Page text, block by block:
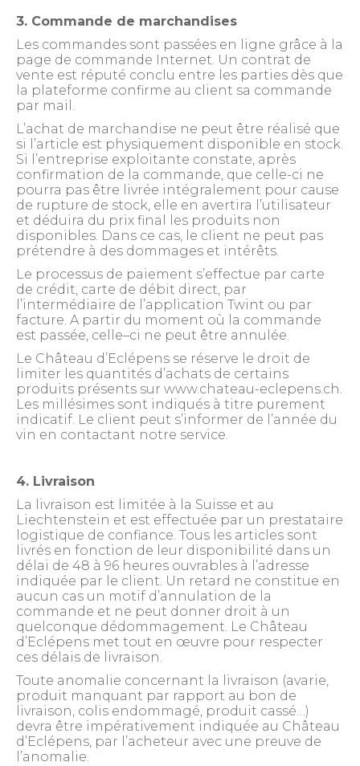
3. Commande de marchandises
Les commandes sont passées en ligne grâce à la
page de commande Internet. Un contrat de
vente est réputé conclu entre les parties dès que
la plateforme confirme au client sa commande
par mail.
L’achat de marchandise ne peut être réalisé que
si l’article est physiquement disponible en stock.
Si l’entreprise exploitante constate, après
confirmation de la commande, que celle-ci ne
pourra pas être livrée intégralement pour cause
de rupture de stock, elle en avertira l’utilisateur
et déduira du prix final les produits non
disponibles. Dans ce cas, le client ne peut pas
prétendre à des dommages et intérêts.
Le processus de paiement s’effectue par carte
de crédit, carte de débit direct, par
l’intermédiaire de l’application Twint ou par
facture. A partir du moment où la commande
est passée, celle–ci ne peut être annulée.
Le Château d’Eclépens se réserve le droit de
limiter les quantités d’achats de certains
produits présents sur www.chateau-eclepens.ch.
Les millésimes sont indiqués à titre purement
indicatif. Le client peut s’informer de l’année du
vin en contactant notre service.
4. Livraison
La livraison est limitée à la Suisse et au
Liechtenstein et est effectuée par un prestataire
logistique de confiance. Tous les articles sont
livrés en fonction de leur disponibilité dans un
délai de 48 à 96 heures ouvrables à l’adresse
indiquée par le client. Un retard ne constitue en
aucun cas un motif d’annulation de la
commande et ne peut donner droit à un
quelconque dédommagement. Le Château
d’Eclépens met tout en œuvre pour respecter
ces délais de livraison.
Toute anomalie concernant la livraison (avarie,
produit manquant par rapport au bon de
livraison, colis endommagé, produit cassé…)
devra être impérativement indiquée au Château
d’Eclépens, par l’acheteur avec une preuve de
l’anomalie.